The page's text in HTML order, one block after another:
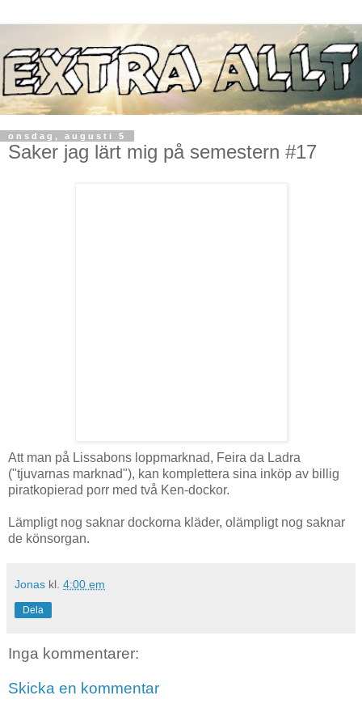
onsdag, augusti 5
Saker jag lärt mig på semestern #17
Att man på Lissabons loppmarknad, Feira da Ladra
("tjuvarnas marknad"), kan komplettera sina inköp av billig
piratkopierad porr med två Ken-dockor.
Lämpligt nog saknar dockorna kläder, olämpligt nog saknar
de könsorgan.
Jonas kl. 4:00 em
Dela
Inga kommentarer:
Skicka en kommentar